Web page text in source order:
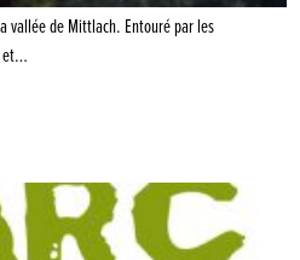
vallée de Mittlach. Entouré par les
et…